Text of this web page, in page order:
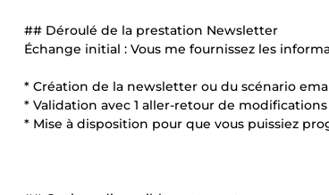
## Déroulé de la prestation Newsletter
Échange initial : Vous me fournissez les
* Création de la newsletter ou du scénario
* Validation avec 1 aller-retour de modifications
* Mise à disposition pour que vous puissiez